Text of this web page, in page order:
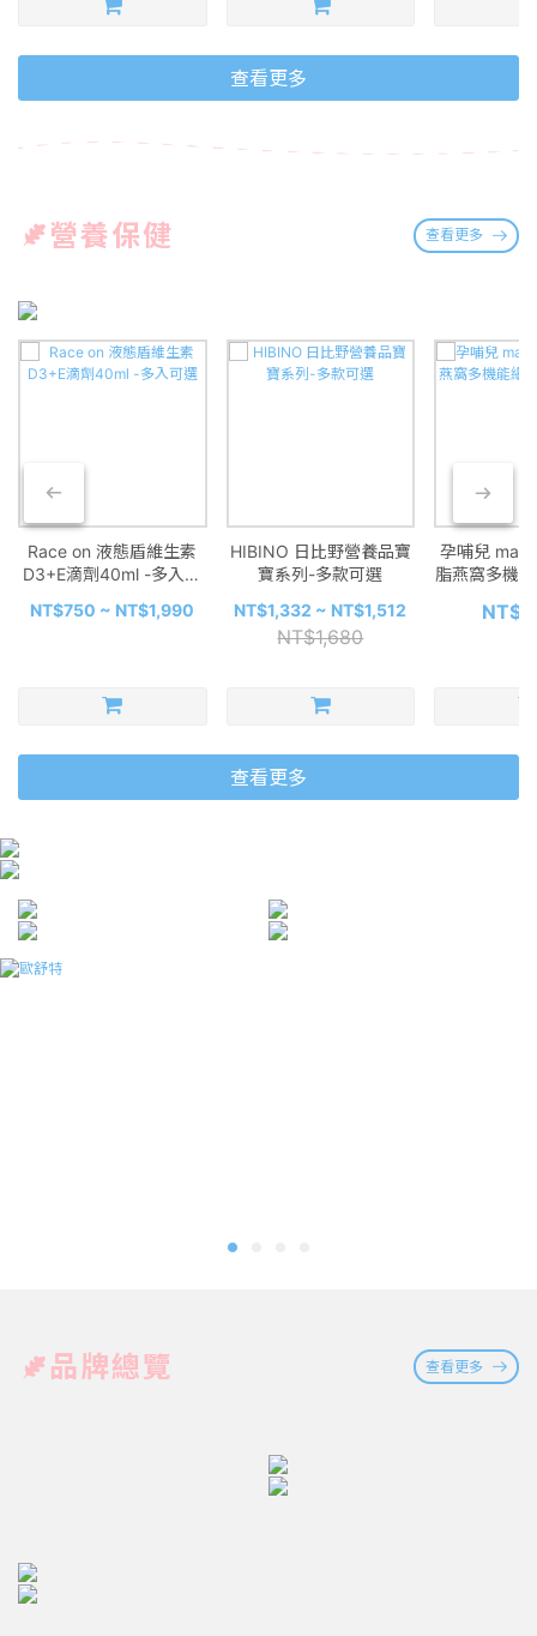
查看更多
營養保健 查看更多
Race on 液態盾維生素
D3+E滴劑40ml -多入可
NT$750 ~ NT$1,990
HIBINO 日比野營養品寶
寶系列-多款可選
NT$1,332 ~ NT$1,512
NT$1,680
孕哺兒
脂燕窩多機
查看更多
品牌總覽 查看更多